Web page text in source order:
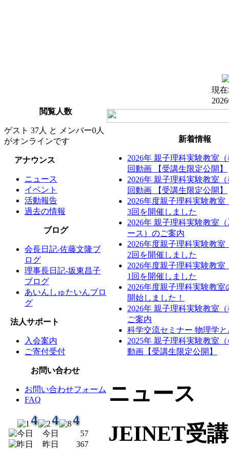
現
閲覧人数
ゲスト 37人 と メンバー0人
がオンラインです
アナウンス
ニュース
イベント
活動報告
過去の情報
ブログ
会長日記-佐藤文隆ブ
ログ
理事長日記-坂東昌子
ブログ
あいんしゅたいんブロ
グ
法人サポート
入会案内
ご寄付受付
お問い合わせ
お問い合わせフォーム
FAQ
今日
57
昨日
367
新着情報
2026年 親子理科実験教室
回動画 【受講生限定公開】
2026年 親子理科実験教室
回動画 【受講生限定公開】
2026年度親子理科実験教室
3回を開催しました
2026年 親子理科実験教室
ース）のご案内
2026年度親子理科実験教室
2回を開催しました
2026年度親子理科実験教室
1回を開催しました
2026年度親子理科実験教室
開始しました！
2026年 親子理科実験教室
ご案内
科学交流セミナー 物理学
2025年 親子理科実験教室
動画【受講生限定公開】
ニュース
JEINET受